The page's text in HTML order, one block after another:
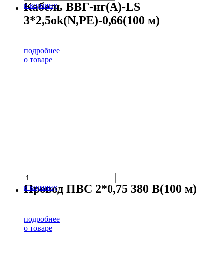
в корзину
Кабель ВВГ-нг(А)-LS
3*2,5ok(N,PE)-0,66(100 м)
подробнее
о товаре
в корзину
Провод ПВС 2*0,75 380 В(100 м)
подробнее
о товаре